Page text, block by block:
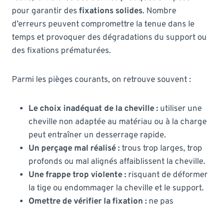
pour garantir des fixations solides. Nombre
d’erreurs peuvent compromettre la tenue dans le
temps et provoquer des dégradations du support ou
des fixations prématurées.
Parmi les pièges courants, on retrouve souvent :
Le choix inadéquat de la cheville : utiliser une
cheville non adaptée au matériau ou à la charge
peut entraîner un desserrage rapide.
Un perçage mal réalisé :trous trop larges, trop
profonds ou mal alignés affaiblissent la cheville.
Une frappe trop violente : risquant de déformer
la tige ou endommager la cheville et le support.
Omettre de vérifier la fixation : ne pas